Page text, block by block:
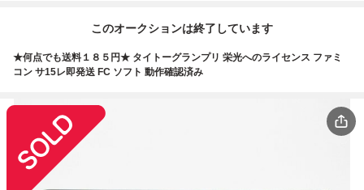
このオークションは終了しています
★何点でも送料１８５円★ タイトーグランプリ 栄光へのライセンス ファミ
コン サ15レ即発送 FC ソフト 動作確認済み